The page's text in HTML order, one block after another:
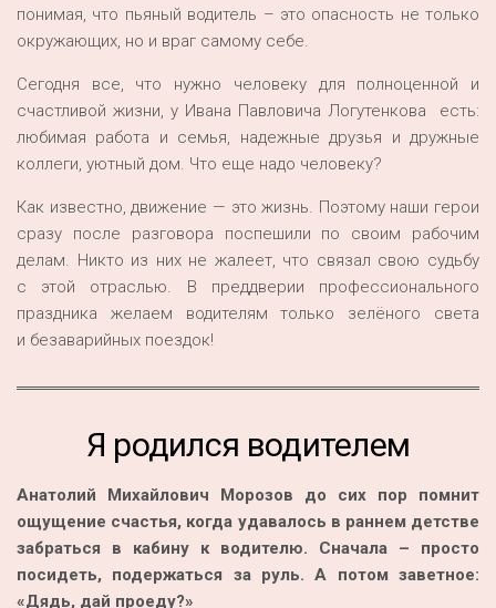
понимая, что пьяный водитель – это опасность не только
окружающих, но и враг самому себе.
Сегодня все, что нужно человеку для полноценной и
счастливой жизни, у Ивана Павловича Логутенкова есть:
любимая работа и семья, надежные друзья и дружные
коллеги, уютный дом. Что еще надо человеку?
Как известно, движение — это жизнь. Поэтому наши герои
сразу после разговора поспешили по своим рабочим
делам. Никто из них не жалеет, что связал свою судьбу
с этой отраслью. В преддверии профессионального
праздника желаем водителям только зелёного света
и безаварийных поездок!
Я родился водителем
Анатолий Михайлович Морозов до сих пор помнит
ощущение счастья, когда удавалось в раннем детстве
забраться в кабину к водителю. Сначала – просто
посидеть, подержаться за руль. А потом заветное:
«Дядь, дай проеду?»